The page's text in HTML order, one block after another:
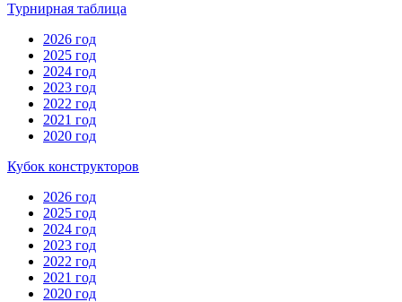
Турнирная таблица
2026 год
2025 год
2024 год
2023 год
2022 год
2021 год
2020 год
Кубок конструкторов
2026 год
2025 год
2024 год
2023 год
2022 год
2021 год
2020 год